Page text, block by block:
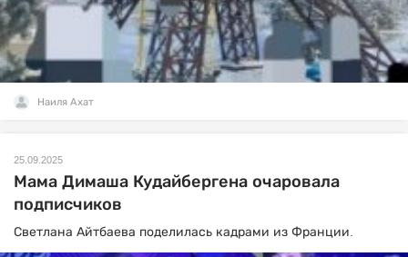
Наиля Ахат
25.09.2025
Мама Димаша Кудайбергена очаровала
подписчиков
Светлана Айтбаева поделилась кадрами из Франции.